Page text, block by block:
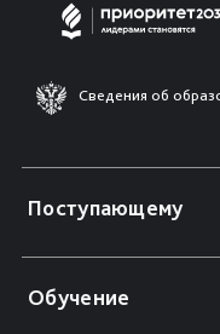
Сведения об
Поступающему
Обучение